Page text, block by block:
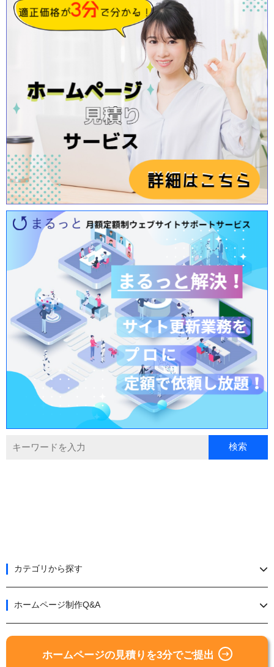
カテゴリから探す
ホームページ制作Q&A
ホームページの見積りを3分でご提出